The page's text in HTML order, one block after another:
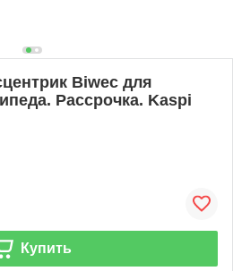
Biwec для
Рассрочка. Kaspi
Купить